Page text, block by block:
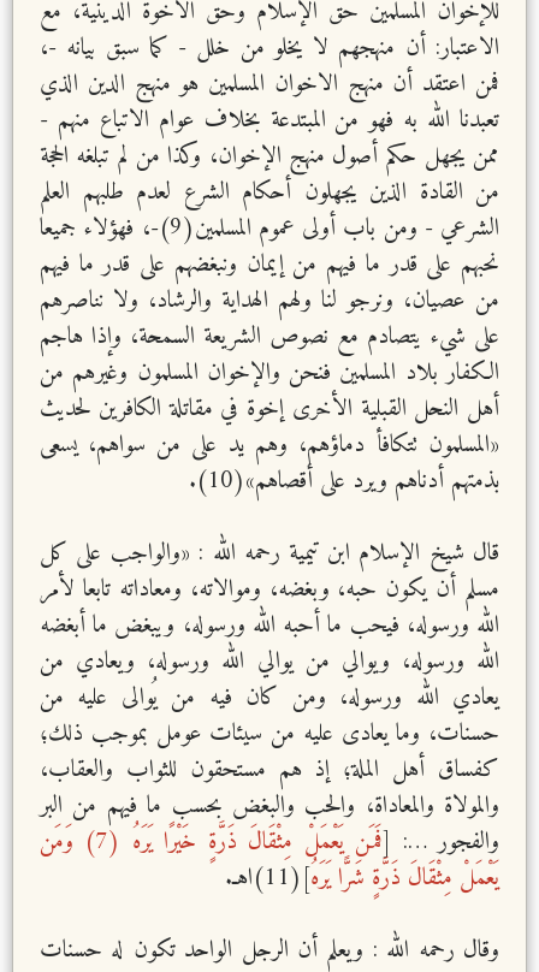
للإخوان المسلمين حق الإسلام وحق الأخوة الدينية، مع
الاعتبار: أن منهجهم لا يخلو من خلل - كما سبق بيانه -،
فمن اعتقد أن منهج الاخوان المسلمين هو منهج الدين الذي
تعبدنا الله به فهو من المبتدعة بخلاف عوام الاتباع منهم -
ممن يجهل حكم أصول منهج الإخوان، وكذا من لم تبلغه الحجة
من القادة الذين يجهلون أحكام الشرع لعدم طلبهم العلم
الشرعي - ومن باب أولى عموم المسلمين(9)-، فهؤلاء جميعا
نحبهم على قدر ما فيهم من إيمان ونبغضهم على قدر ما فيهم
من عصيان، ونرجو لنا ولهم الهداية والرشاد، ولا نناصرهم
على شيء يتصادم مع نصوص الشريعة السمحة، وإذا هاجم
الكفار بلاد المسلمين فنحن والإخوان المسلمون وغيرهم من
أهل النحل القبلية الأخرى إخوة في مقاتلة الكافرين لحديث
«المسلمون تتكافأ دماؤهم، وهم يد على من سواهم، يسعى
بذمتهم أدناهم ويرد على أقصاهم»(10).
قال شيخ الإسلام ابن تيمية رحمه الله : «والواجب على كل
مسلم أن يكون حبه، وبغضه، وموالاته، ومعاداته تابعا لأمر
الله ورسوله، فيحب ما أحبه الله ورسوله، ويبغض ما أبغضه
الله ورسوله، ويوالي من يوالي الله ورسوله، ويعادي من
يعادي الله ورسوله، ومن كان فيه من يُوالى عليه من
حسنات، وما يعادى عليه من سيئات عومل بموجب ذلك؛
كفساق أهل الملة؛ إذ هم مستحقون للثواب والعقاب،
والمولاة والمعاداة، والحب والبغض بحسب ما فيهم من البر
والفجور …: [
فَمَن يَعْمَلْ مِثْقَالَ ذَرَّةٍ خَيْرًا يَرَهُ (7) وَمَن
يَعْمَلْ مِثْقَالَ ذَرَّةٍ شَرًّا يَرَهُ](11)اهـ.
وقال رحمه الله : ويعلم أن الرجل الواحد تكون له حسنات